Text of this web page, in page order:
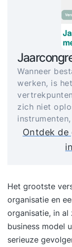
Wanneer
werken, is
zich niet
Ontdek de
Het grootste
organisatie en
organisatie, in al
business model
serieuze